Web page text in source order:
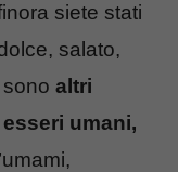
siete stati
salato,
altri
umani,